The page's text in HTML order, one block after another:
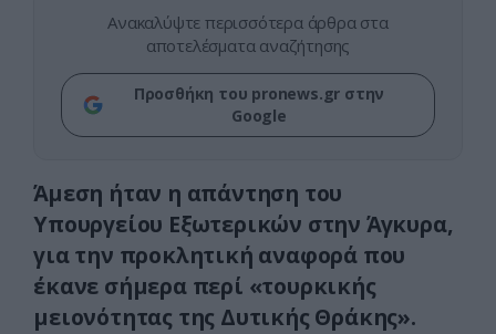
Ανακαλύψτε περισσότερα άρθρα στα
αποτελέσματα αναζήτησης
Προσθήκη του pronews.gr στην
Google
Άμεση ήταν η απάντηση του
Υπουργείου Εξωτερικών στην Άγκυρα,
για την προκλητική αναφορά που
έκανε σήμερα περί «τουρκικής
μειονότητας της Δυτικής Θράκης».